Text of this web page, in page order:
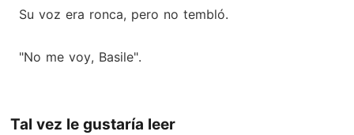
Su voz era ronca, pero no tembló.
"No me voy, Basile".
Tal vez le gustaría leer